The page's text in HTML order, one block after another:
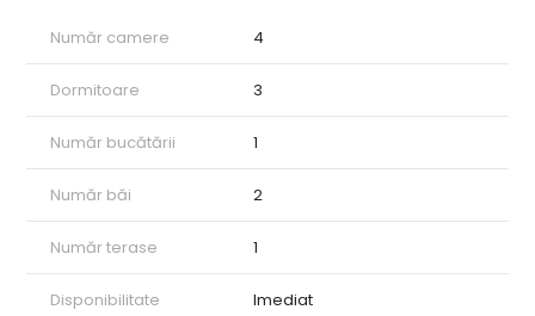
Număr camere 4
Dormitoare 3
Număr bucătării 1
Număr băi 2
Număr terase 1
Disponibilitate Imediat